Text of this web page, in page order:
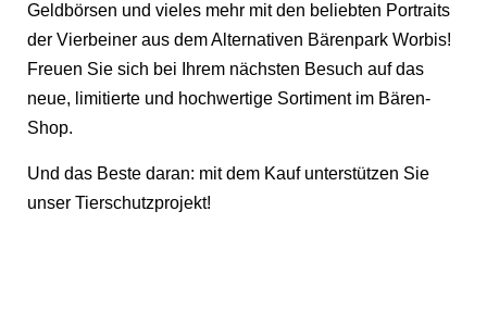
Geldbörsen und vieles mehr mit den beliebten Portraits
der Vierbeiner aus dem Alternativen Bärenpark Worbis!
Freuen Sie sich bei Ihrem nächsten Besuch auf das
neue, limitierte und hochwertige Sortiment im Bären-
Shop.
Und das Beste daran: mit dem Kauf unterstützen Sie
unser Tierschutzprojekt!